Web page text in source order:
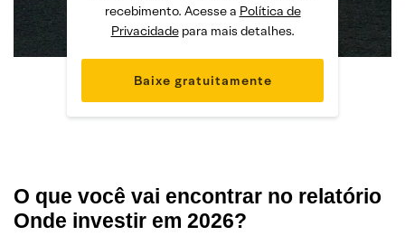
recebimento. Acesse a Política de
Privacidadepara mais detalhes.
O que você vai encontrar no relatório
Onde investir em 2026?